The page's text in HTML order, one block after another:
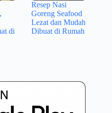
di
Resep Nasi
Goreng Seafood
Lezat dan Mudah
Dibuat di Rumah